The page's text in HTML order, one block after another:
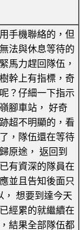
手機聯絡的，但
法與休息等待的
馬力趕回隊伍，
幹上有指標，奇
？仔細一下指示
腳車站， 好奇
超不明顯的，看
，隊伍還在等待
原途， 返回到
有資深的隊員在
並且告知後面只
， 想要到達今天
經累的就繼續在
結果全部隊伍都